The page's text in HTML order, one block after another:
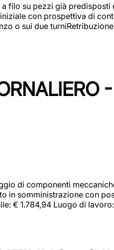
filo su pezzi già predisposti
con prospettiva di
o sui due
di componenti
in somministrazione con
€ 1.784,94 Luogo di